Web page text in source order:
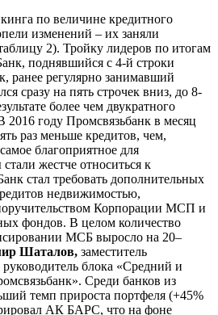
по величине кредитного
изменений – их заняли
2). Тройку лидеров по итогам
поднявшийся с 4-й строки
ранее регулярно занимавший
сразу на пять строчек вниз, до 8-
более чем двукратного
2016 году Промсвязьбанк в месяц
раз меньше кредитов, чем,
благоприятное для
жестче относиться к
стал требовать дополнительных
недвижимостью,
Корпорации МСП и
фондов. В целом количество
МСБ выросло на 20–
Шаталов, заместитель
руководитель блока «Средний и
Среди банков из
темп прироста портфеля (+45%
АК БАРС, что на фоне